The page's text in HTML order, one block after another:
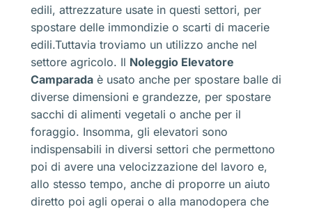
edili, attrezzature usate in questi settori, per
spostare delle immondizie o scarti di macerie
edili.Tuttavia troviamo un utilizzo anche nel
settore agricolo. Il Noleggio Elevatore
Camparada è usato anche per spostare balle di
diverse dimensioni e grandezze, per spostare
sacchi di alimenti vegetali o anche per il
foraggio. Insomma, gli elevatori sono
indispensabili in diversi settori che permettono
poi di avere una velocizzazione del lavoro e,
allo stesso tempo, anche di proporre un aiuto
diretto poi agli operai o alla manodopera che